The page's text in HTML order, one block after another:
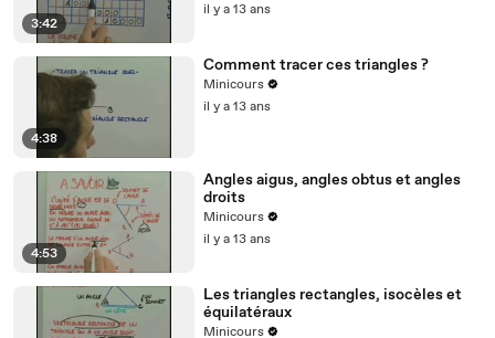
3:42
il y a 13 ans
4:38
Comment tracer ces triangles ?
Minicours
il y a 13 ans
4:53
Angles aigus, angles obtus et angles
droits
Minicours
il y a 13 ans
Les triangles rectangles, isocèles et
équilatéraux
Minicours